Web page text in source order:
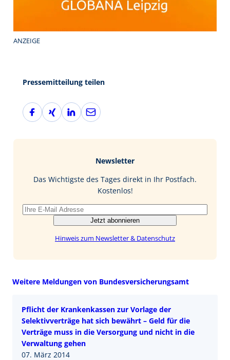
ANZEIGE
Pressemitteilung teilen
F
a
X
i
L
i
I
E
-
Newsletter
Das Wichtigste des Tages direkt in Ihr Postfach.
Kostenlos!
Jetzt abonnieren
Hinweis zum Newsletter & Datenschutz
Weitere Meldungen von Bundesversicherungsamt
Pflicht der Krankenkassen zur Vorlage der
Selektivverträge hat sich bewährt – Geld für die
Verträge muss in die Versorgung und nicht in die
Verwaltung gehen
07. März 2014